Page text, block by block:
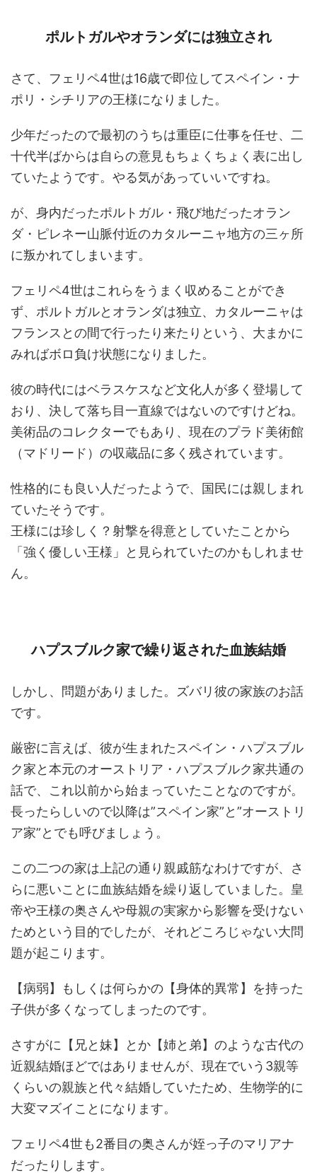
ポルトガルやオランダには独立され
さて、フェリペ4世は16歳で即位してスペイン・ナ
ポリ・シチリアの王様になりました。
少年だったので最初のうちは重臣に仕事を任せ、二
十代半ばからは自らの意見もちょくちょく表に出し
ていたようです。やる気があっていいですね。
が、身内だったポルトガル・飛び地だったオラン
ダ・ピレネー山脈付近のカタルーニャ地方の三ヶ所
に叛かれてしまいます。
フェリペ4世はこれらをうまく収めることができ
ず、ポルトガルとオランダは独立、カタルーニャは
フランスとの間で行ったり来たりという、大まかに
みればボロ負け状態になりました。
彼の時代にはベラスケスなど文化人が多く登場して
おり、決して落ち目一直線ではないのですけどね。
美術品のコレクターでもあり、現在のプラド美術館
（マドリード）の収蔵品に多く残されています。
性格的にも良い人だったようで、国民には親しまれ
ていたそうです。
王様には珍しく？射撃を得意としていたことから
「強く優しい王様」と見られていたのかもしれませ
ん。
ハプスブルク家で繰り返された血族結婚
しかし、問題がありました。ズバリ彼の家族のお話
です。
厳密に言えば、彼が生まれたスペイン・ハプスブル
ク家と本元のオーストリア・ハプスブルク家共通の
話で、これ以前から始まっていたことなのですが。
長ったらしいので以降は”スペイン家”と”オーストリ
ア家”とでも呼びましょう。
この二つの家は上記の通り親戚筋なわけですが、さ
らに悪いことに血族結婚を繰り返していました。皇
帝や王様の奥さんや母親の実家から影響を受けない
ためという目的でしたが、それどころじゃない大問
題が起こります。
【病弱】もしくは何らかの【身体的異常】を持った
子供が多くなってしまったのです。
さすがに【兄と妹】とか【姉と弟】のような古代の
近親結婚ほどではありませんが、現在でいう3親等
くらいの親族と代々結婚していたため、生物学的に
大変マズイことになります。
フェリペ4世も2番目の奥さんが姪っ子のマリアナ
だったりします。